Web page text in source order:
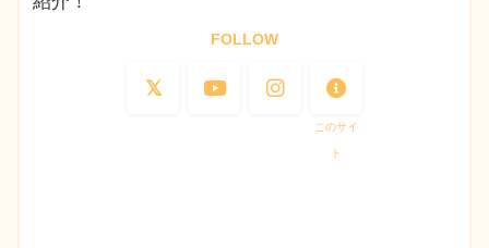
FOLLOW
このサイ
ト